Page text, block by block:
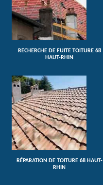
RECHERCHE DE FUITE TOITURE 68
HAUT-RHIN
RÉPARATION DE TOITURE 68 HAUT-
RHIN